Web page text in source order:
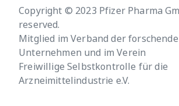
Copyright © 2023 Pfizer Pharma
reserved.
Mitglied im Verband der
Unternehmen und im Verein
Freiwillige Selbstkontrolle für die
Arzneimittelindustrie e.V.